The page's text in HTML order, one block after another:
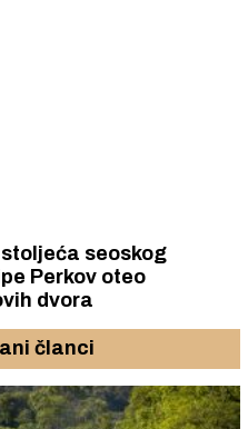
stoljeća seoskog
dvora
članci